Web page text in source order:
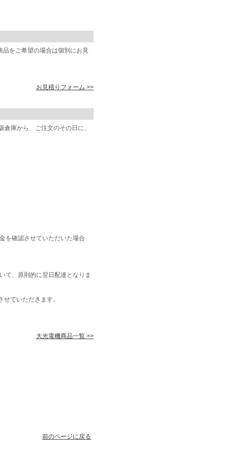
をご希望の場合は個別にお見
お見積りフォーム >>
庫から、ご注文のその日に、
を確認させていただいた場合
て、原則的に翌日配達となりま
ていただきます。
大光電機商品一覧 >>
前のページに戻る